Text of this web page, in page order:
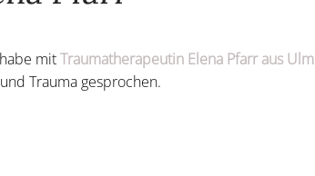
mitTraumatherapeutin Elena Pfarr aus Ulm
Trauma gesprochen.